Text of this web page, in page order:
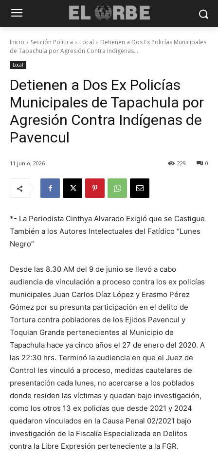
Inicio Sección Politica Local
Detienen a Dos Ex Policías Municipales
de Tapachula por Agresión Contra Indígenas...
Local
Detienen a Dos Ex Policías
Municipales de Tapachula por
Agresión Contra Indígenas de
Pavencul
11 junio, 2026 0
229
*- La Periodista Cinthya Alvarado Exigió que se Castigue
También a los Autores Intelectuales del Fatídico “Lunes
Negro”
Desde las 8.30 AM del 9 de junio se llevó a cabo
audiencia de vinculación a proceso contra los ex policías
municipales Juan Carlos Díaz López y Erasmo Pérez
Gómez por su presunta participación en el delito de
Tortura contra pobladores de los Ejidos Pavencul y
Toquian Grande pertenecientes al Municipio de
Tapachula hace ya cinco años el 27 de enero del 2020. A
las 22:30 hrs. Terminó la audiencia en que el Juez de
Control les vinculó a proceso, medidas cautelares de
presentación cada lunes, no acercarse a los poblados
donde residen las víctimas y quedan bajo investigación,
como los otros 13 ex policías que desde 2021 y 2024
quedaron vinculados en la Causa Penal 02/2021 bajo
investigación de la Fiscalía Especializada en Delitos
contra la Libre Expresión perteneciente a la FGR.